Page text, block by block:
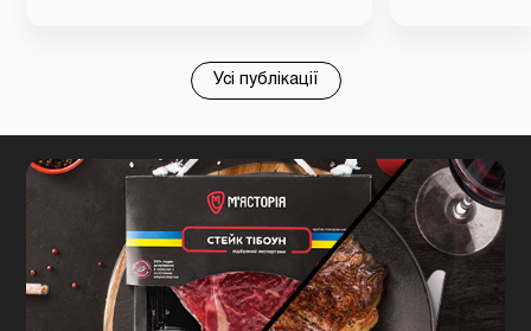
Усі публікації